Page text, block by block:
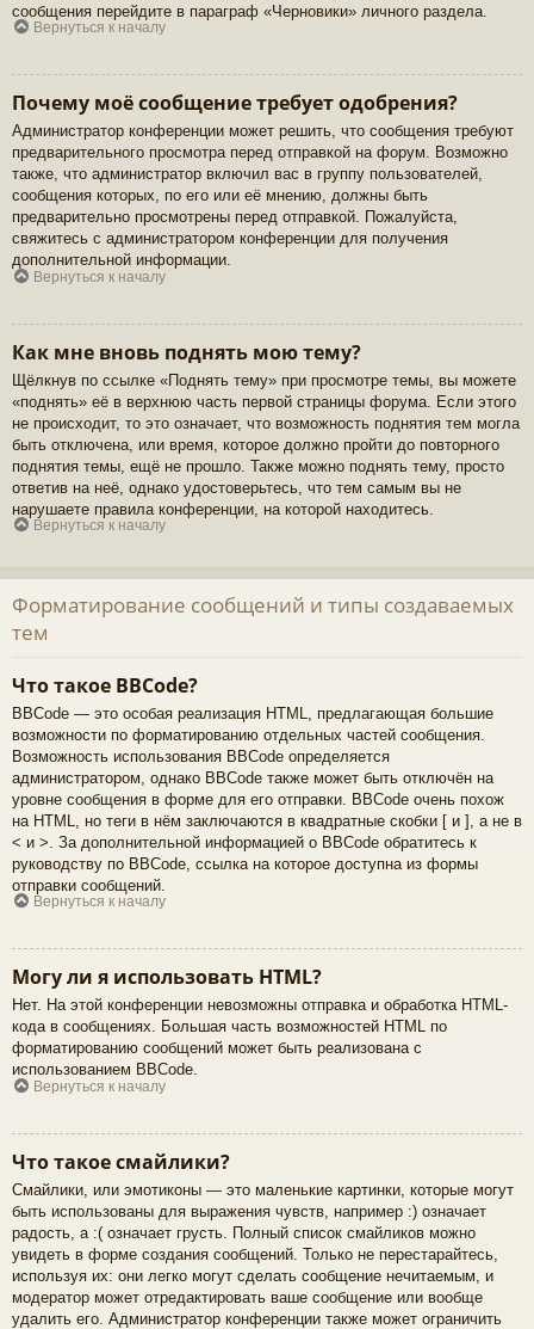
сообщения перейдите в параграф «Черновики» личного раздела.
Вернуться к началу
Почему моё сообщение требует одобрения?
Администратор конференции может решить, что сообщения требуют
предварительного просмотра перед отправкой на форум. Возможно
также, что администратор включил вас в группу пользователей,
сообщения которых, по его или её мнению, должны быть
предварительно просмотрены перед отправкой. Пожалуйста,
свяжитесь с администратором конференции для получения
дополнительной информации.
Вернуться к началу
Как мне вновь поднять мою тему?
Щёлкнув по ссылке «Поднять тему» при просмотре темы, вы можете
«поднять» её в верхнюю часть первой страницы форума. Если этого
не происходит, то это означает, что возможность поднятия тем могла
быть отключена, или время, которое должно пройти до повторного
поднятия темы, ещё не прошло. Также можно поднять тему, просто
ответив на неё, однако удостоверьтесь, что тем самым вы не
нарушаете правила конференции, на которой находитесь.
Вернуться к началу
Форматирование сообщений и типы создаваемых
тем
Что такое BBCode?
BBCode — это особая реализация HTML, предлагающая большие
возможности по форматированию отдельных частей сообщения.
Возможность использования BBCode определяется
администратором, однако BBCode также может быть отключён на
уровне сообщения в форме для его отправки. BBCode очень похож
на HTML, но теги в нём заключаются в квадратные скобки [ и ], а не в
< и >. За дополнительной информацией о BBCode обратитесь к
руководству по BBCode, ссылка на которое доступна из формы
отправки сообщений.
Вернуться к началу
Могу ли я использовать HTML?
Нет. На этой конференции невозможны отправка и обработка HTML-
кода в сообщениях. Большая часть возможностей HTML по
форматированию сообщений может быть реализована с
использованием BBCode.
Вернуться к началу
Что такое смайлики?
Смайлики, или эмотиконы — это маленькие картинки, которые могут
быть использованы для выражения чувств, например :) означает
радость, а :( означает грусть. Полный список смайликов можно
увидеть в форме создания сообщений. Только не перестарайтесь,
используя их: они легко могут сделать сообщение нечитаемым, и
модератор может отредактировать ваше сообщение или вообще
удалить его. Администратор конференции также может ограничить